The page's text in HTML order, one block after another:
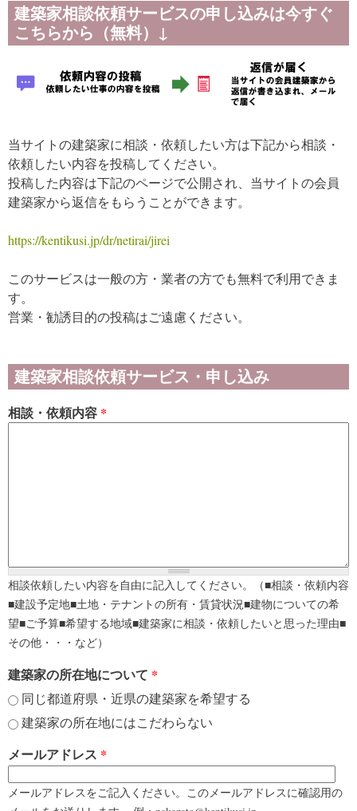
建築家相談依頼サービスの申し込みは今すぐ
こちらから（無料）↓
当サイトの建築家に相談・依頼したい方は下記から相談・
依頼したい内容を投稿してください。
投稿した内容は下記のページで公開され、当サイトの会員
建築家から返信をもらうことができます。
https://kentikusi.jp/dr/netirai/jirei
このサービスは一般の方・業者の方でも無料で利用できま
す。
営業・勧誘目的の投稿はご遠慮ください。
建築家相談依頼サービス・申し込み
相談・依頼内容 *
相談依頼したい内容を自由に記入してください。（■相談・依頼内容
■建設予定地■土地・テナントの所有・賃貸状況■建物についての希
望■ご予算■希望する地域■建築家に相談・依頼したいと思った理由■
その他・・・など）
建築家の所在地について *
同じ都道府県・近県の建築家を希望する
建築家の所在地にはこだわらない
メールアドレス *
メールアドレスをご記入ください。このメールアドレスに確認用の